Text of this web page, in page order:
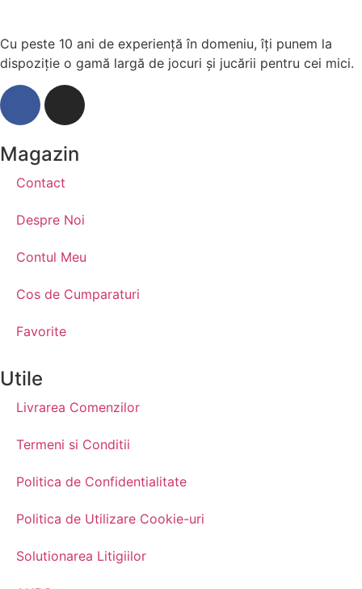
Cu peste 10 ani de experiență în domeniu, îți punem la
dispoziție o gamă largă de jocuri și jucării pentru cei mici.
Magazin
Contact
Despre Noi
Contul Meu
Cos de Cumparaturi
Favorite
Utile
Livrarea Comenzilor
Termeni si Conditii
Politica de Confidentialitate
Politica de Utilizare Cookie-uri
Solutionarea Litigiilor